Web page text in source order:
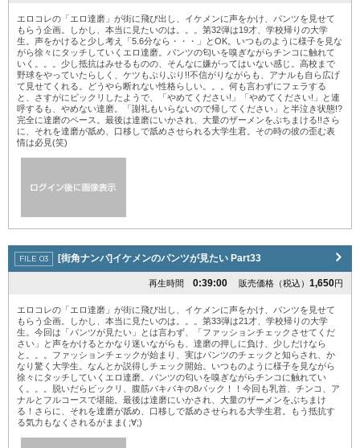
エロコレの「エロ達磨」が街に飛び出し、イケメンに声をかけ、パンツを見せて
もらう企画。しかし、本当に見たいのは。。。第32弾は19才、学校帰りの大学
生。声をかけると少し考え「5.6分なら・・・」とOK。いつものように様子を見な
がら徐々にタッチしていくエロ達磨。パンツの匂いを嗅ぎながらチンコに触れて
いく。。。少し抵抗はみせるものの、そんなに嫌がってはいない感じ。高校まで
野球をやっていたらしく、ケツもぷりぷり!!不信がりながらも、アナルも自ら広げ
て見せてくれる。どうやら断れない性格らしい。。。何も言わずにフェラする
と、さすがにビックリしたようで、「やめてください!」「やめてください!」と連
呼するも、やめない達磨。「謝礼もいらないので帰してください」と半泣き状態!?
完全に達磨のペース。最後は達磨にいかされ、大量のザーメンをぶちまける!!さら
に、それを達磨が舐め、口移しで舐めさせられる大学生君。その時の彼の歪む表
情は必見(笑)
[街角ナンパ]イケメンのパンツが見たい Part33
再生時間 0:39:00 販売価格（税込） 1,650円
エロコレの「エロ達磨」が街に飛び出し、イケメンに声をかけ、パンツを見せて
もらう企画。しかし、本当に見たいのは。。。第33弾は21才、学校帰りの大学
生。今回は「パンツが見たい」とは言わず、「ファッションチェックさせてくだ
さい」と声をかけるとかなり迷いながらも、達磨の押しに負け、少しだけなら
と。。。ファッションチェックが始まり、実はパンツのチェックと知らされ、か
なり驚く大学生。なんとか説得しチェック開始。いつものように様子を見ながら
徐々にタッチしていくエロ達磨。パンツの匂いを嗅ぎながらチンコに触れてい
く。。。脱いだらビックリ、腹筋バキバキの8パック！！今回も乳首、チンコ、ア
ナルとフルコースで堪能。最後は達磨にいかされ、大量のザーメンをぶちまけ
る！さらに、それを達磨が舐め、口移しで舐めさせられる大学生君。もう抵抗す
る気力もなくされるがまま( ;∀;)